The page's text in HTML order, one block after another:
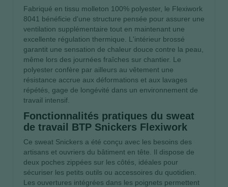
Fabriqué en tissu molleton 100% polyester, le Flexiwork
8041 bénéficie d'une structure pensée pour assurer une
ventilation supplémentaire tout en maintenant une
excellente régulation thermique. L'intérieur brossé
garantit une sensation de chaleur douce contre la peau,
même lors des journées fraîches sur chantier. Le
polyester confère par ailleurs au vêtement une
résistance accrue aux déformations et aux lavages
répétés, gage de longévité dans un environnement de
travail intensif.
Fonctionnalités pratiques du sweat
de travail BTP Snickers Flexiwork
Ce sweat Snickers a été conçu avec les besoins des
artisans et ouvriers du bâtiment en tête. Il dispose de
deux poches zippées sur les côtés, idéales pour
sécuriser les petits outils ou accessoires du quotidien.
Les ouvertures intégrées dans les poignets permettent